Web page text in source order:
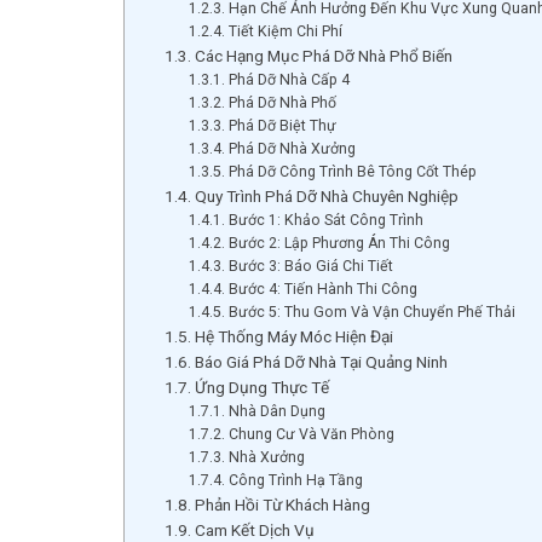
Hạn Chế Ảnh Hưởng Đến Khu Vực Xung
Tiết Kiệm Chi Phí
Các Hạng Mục Phá Dỡ Nhà Phổ Biến
Phá Dỡ Nhà Cấp 4
Phá Dỡ Nhà Phố
Phá Dỡ Biệt Thự
Phá Dỡ Nhà Xưởng
Phá Dỡ Công Trình Bê Tông Cốt Thép
Quy Trình Phá Dỡ Nhà Chuyên Nghiệp
Bước 1: Khảo Sát Công Trình
Bước 2: Lập Phương Án Thi Công
Bước 3: Báo Giá Chi Tiết
Bước 4: Tiến Hành Thi Công
Bước 5: Thu Gom Và Vận Chuyển Phế Thải
Hệ Thống Máy Móc Hiện Đại
Báo Giá Phá Dỡ Nhà Tại Quảng Ninh
Ứng Dụng Thực Tế
Nhà Dân Dụng
Chung Cư Và Văn Phòng
Nhà Xưởng
Công Trình Hạ Tầng
Phản Hồi Từ Khách Hàng
Cam Kết Dịch Vụ